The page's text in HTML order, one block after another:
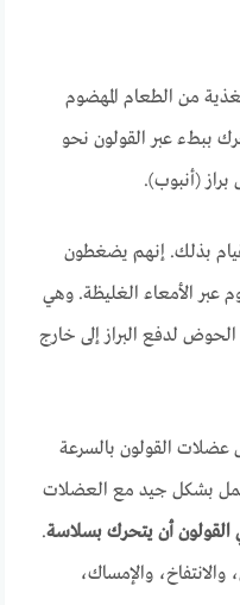
من الطعام المهضوم
ببطء عبر القولون نحو
(أنبوب).
بذلك. إنهم يضغطون
عبر الأمعاء الغليظة. وهي
لدفع البراز إلى خارج
عضلات القولون بالسرعة
تعمل بشكل جيد مع العضلات
القولون أن يتحرك بسلاسة.
والإمساك،